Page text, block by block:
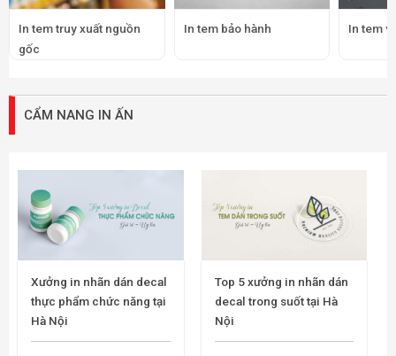
In tem truy xuất nguồn
gốc
In tem bảo hành In tem
CẨM NANG IN ẤN
Xưởng in nhãn dán decal
thực phẩm chức năng tại
Hà Nội
Top 5 xưởng in nhãn dán
decal trong suốt tại Hà
Nội